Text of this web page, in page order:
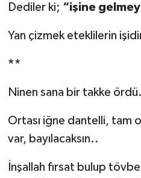
Dediler ki; “işine
Yan çizmek eteklilerin
**
Ninen sana bir takke
Ortası iğne dantelli, tam
var, bayılacaksın..
İnşallah fırsat bulup